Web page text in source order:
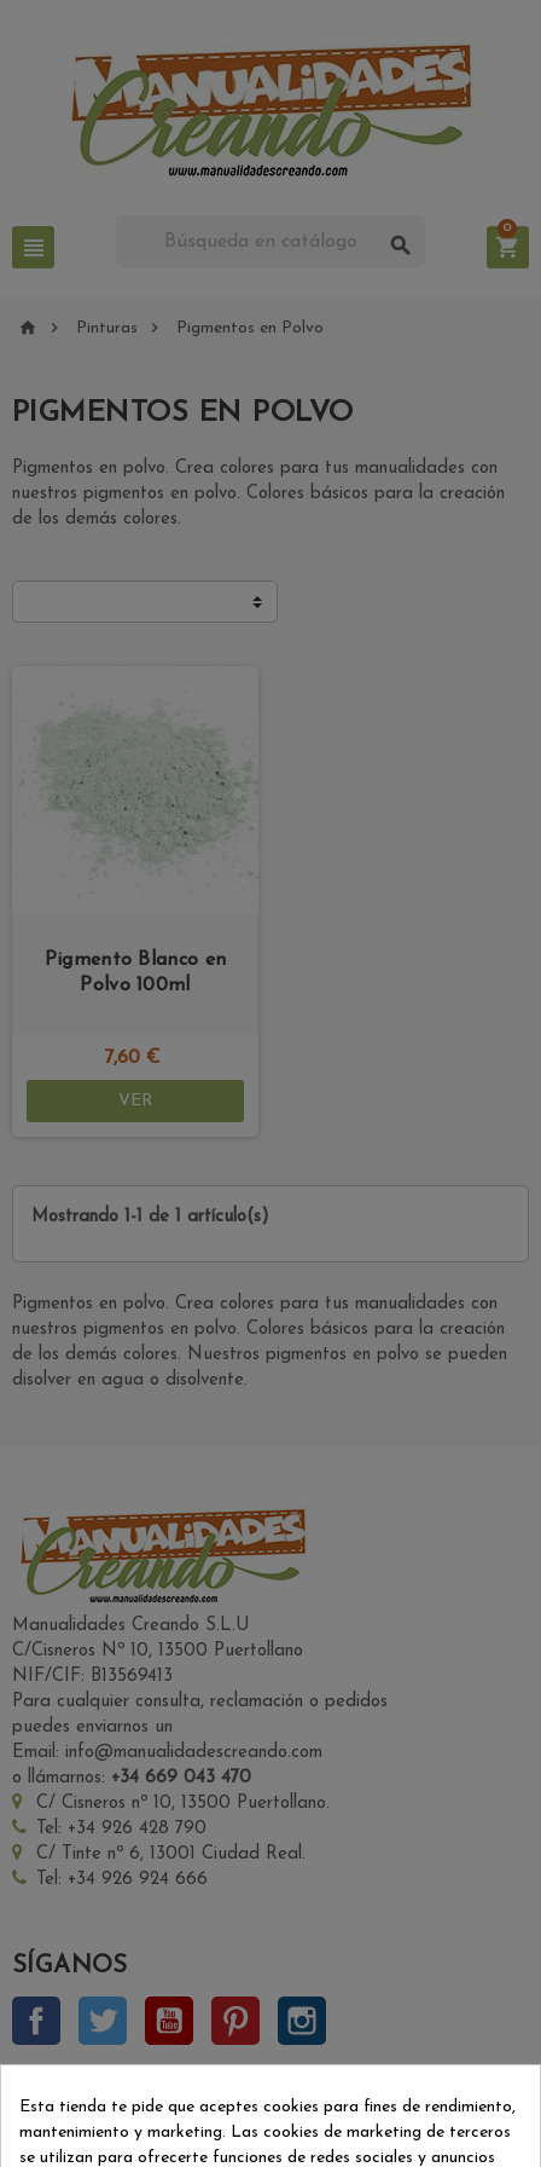
  
0
  Pinturas  Pigmentos en Polvo
PIGMENTOS EN POLVO
Pigmentos en polvo. Crea colores para tus manualidades con
nuestros pigmentos en polvo. Colores básicos para la creación
de los demás colores.
Pigmento Blanco en
Polvo 100ml
7,60 €
VER
Mostrando 1-1 de 1 artículo(s)
Pigmentos en polvo. Crea colores para tus manualidades con
nuestros pigmentos en polvo. Colores básicos para la creación
de los demás colores. Nuestros pigmentos en polvo se pueden
disolver en agua o disolvente.
Manualidades Creando S.L.U
C/Cisneros Nº 10, 13500 Puertollano
NIF/CIF: B13569413
Para cualquier consulta, reclamación o pedidos
puedes enviarnos un
Email: info@manualidadescreando.com
o llámarnos: +34 669 043 470
C/ Cisneros nº 10, 13500 Puertollano.
Tel: +34 926 428 790
C/ Tinte nº 6, 13001 Ciudad Real.
Tel: +34 926 924 666
SÍGANOS
Facebook Twitter YouTube Pinterest
BOLETÍN INSCRIPCIÓN
Esta tienda te pide que aceptes cookies para fines de rendimiento,
mantenimiento y marketing. Las cookies de marketing de terceros
se utilizan para ofrecerte funciones de redes sociales y anuncios